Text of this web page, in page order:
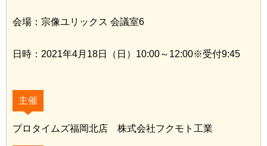
会場：宗像ユリックス 会議室6
日時：2021年4月18日（日）10:00～12:00※受付9:45
主催
プロタイムズ福岡北店 株式会社フクモト工業